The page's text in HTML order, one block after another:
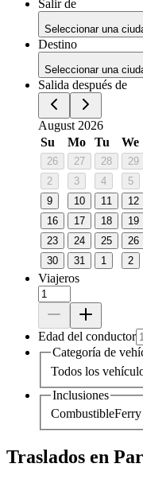
Salir de
Seleccionar una
Destino
Seleccionar una
Salida después de
August 2026
Su
Mo Tu We
26 27 28 29
2
3 4 5
9
10 11 12
16
17 18 19
23
24 25 26
30
31 1 2
Viajeros
Edad del conductor
Categoría de
Todos los
Inclusiones
CombustibleFerry
Traslados en